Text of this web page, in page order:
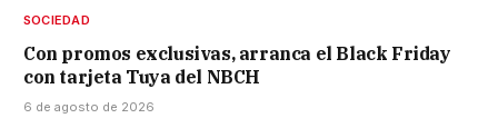
SOCIEDAD
Con promos exclusivas, arranca el Black Friday
con tarjeta Tuya del NBCH
6 de agosto de 2026